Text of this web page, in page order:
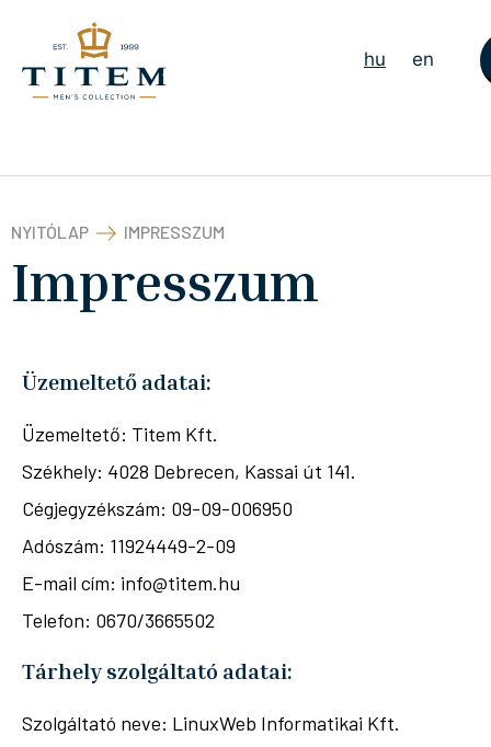
hu en
NYITÓLAP IMPRESSZUM
Impresszum
Üzemeltető adatai:
Üzemeltető: Titem Kft.
Székhely: 4028 Debrecen, Kassai út 141.
Cégjegyzékszám: 09-09-006950
Adószám: 11924449-2-09
E-mail cím: info@titem.hu
Telefon: 0670/3665502
Tárhely szolgáltató adatai:
Szolgáltató neve: LinuxWeb Informatikai Kft.